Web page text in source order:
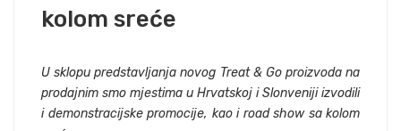
kolom sreće
U sklopu predstavljanja novog Treat & Go proizvoda na
prodajnim smo mjestima u Hrvatskoj i Slonveniji izvodili
i demonstracijske promocije, kao i road show sa kolom